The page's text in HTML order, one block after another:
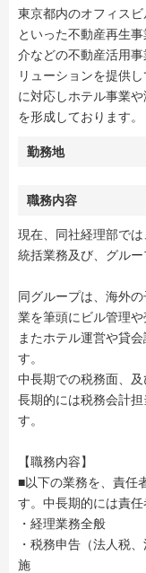
東京都内のオフィス
といった不動産再生
介などの不動産活用
リューションを提供
に対応しホテル事業
を形成しております。
勤務地
職務内容
現在、同社経理部で
統括業務及び、グルー
同グループは、海外
業を筆頭にビル管理や
またホテル運営や貸
す。
中長期での税務面、
長期的には税務会計
す。
【職務内容】
■以下の業務を、責任
す。中長期的には責任
・経理業務全般
・税務申告（法人税
施